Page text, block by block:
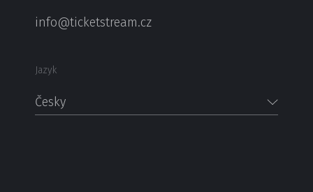
info@ticketstream.cz
Jazyk
Česky